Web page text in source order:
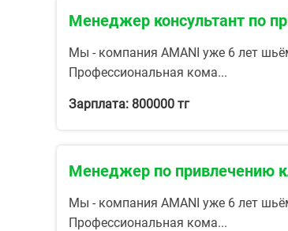
Менеджер консультант по
Мы - компания AMANI уже 6 лет
Профессиональная кома...
Зарплата: 800000 тг
Менеджер по привлечению
Мы - компания AMANI уже 6 лет
Профессиональная кома...